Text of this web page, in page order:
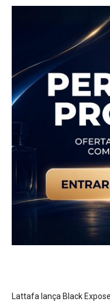
Lattafa lança Black